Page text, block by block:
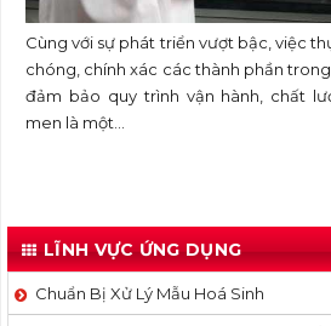
Cùng với sự phát triển vượt bậc, việc
chóng, chính xác các thành phần
đảm bảo quy trình vận hành, chất
men là một...
LĨNH VỰC ỨNG DỤNG
Chuẩn Bị Xử Lý Mẫu Hoá Sinh